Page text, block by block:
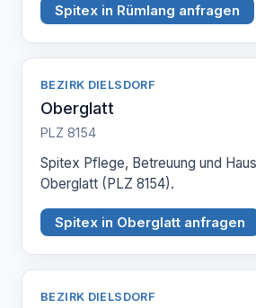
Spitex in Rümlang anfragen
BEZIRK DIELSDORF
Oberglatt
PLZ 8154
Spitex Pflege, Betreuung und
Oberglatt (PLZ 8154).
Spitex in Oberglatt anfragen
BEZIRK DIELSDORF